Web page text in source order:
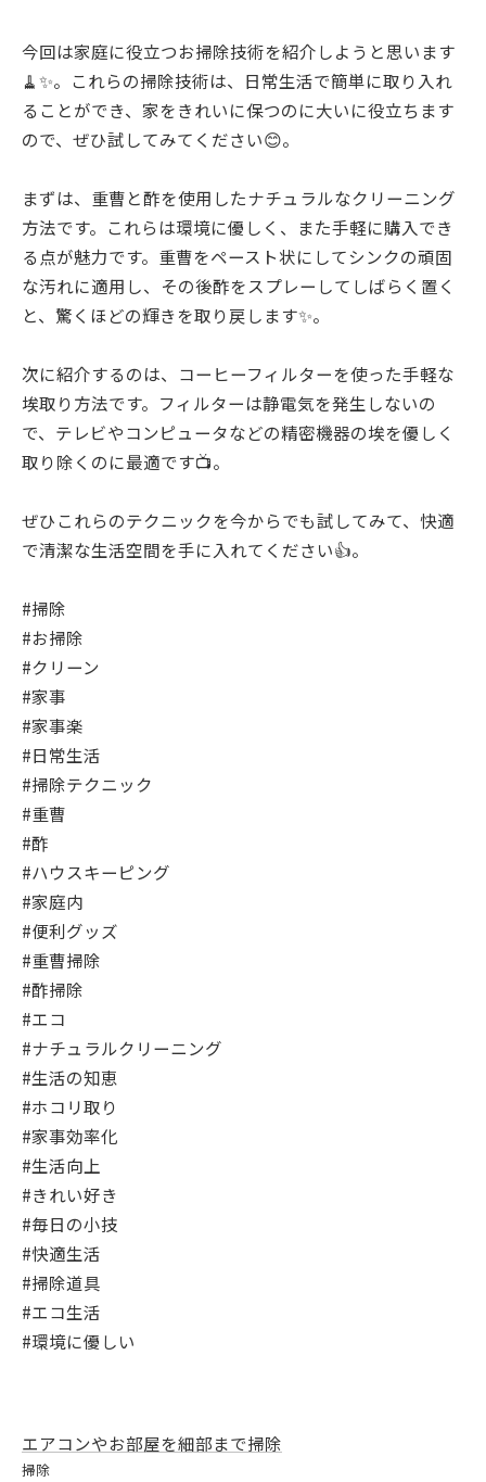
今回は家庭に役立つお掃除技術を紹介しようと思います
🧹✨。これらの掃除技術は、日常生活で簡単に取り入れ
ることができ、家をきれいに保つのに大いに役立ちます
ので、ぜひ試してみてください😊。
まずは、重曹と酢を使用したナチュラルなクリーニング
方法です。これらは環境に優しく、また手軽に購入でき
る点が魅力です。重曹をペースト状にしてシンクの頑固
な汚れに適用し、その後酢をスプレーしてしばらく置く
と、驚くほどの輝きを取り戻します✨。
次に紹介するのは、コーヒーフィルターを使った手軽な
埃取り方法です。フィルターは静電気を発生しないの
で、テレビやコンピュータなどの精密機器の埃を優しく
取り除くのに最適です📺。
ぜひこれらのテクニックを今からでも試してみて、快適
で清潔な生活空間を手に入れてください👍。
#掃除
#お掃除
#クリーン
#家事
#家事楽
#日常生活
#掃除テクニック
#重曹
#酢
#ハウスキーピング
#家庭内
#便利グッズ
#重曹掃除
#酢掃除
#エコ
#ナチュラルクリーニング
#生活の知恵
#ホコリ取り
#家事効率化
#生活向上
#きれい好き
#毎日の小技
#快適生活
#掃除道具
#エコ生活
#環境に優しい
エアコンやお部屋を細部まで掃除
掃除